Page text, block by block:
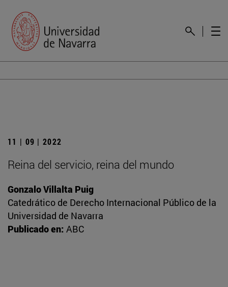
11 | 09 | 2022
Reina del servicio, reina del mundo
Gonzalo Villalta Puig
Catedrático de Derecho Internacional Público de la
Universidad de Navarra
Publicado en: ABC